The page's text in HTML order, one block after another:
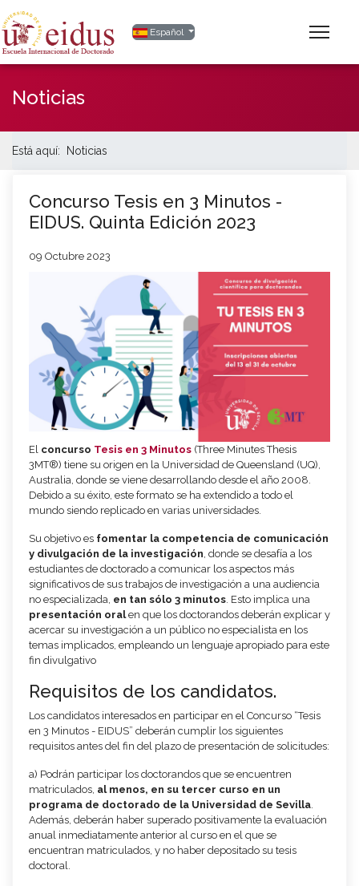
Seleccione su idioma
Español
Noticias
Está aquí: Noticias
Concurso Tesis en 3 Minutos -
EIDUS. Quinta Edición 2023
09 Octubre 2023
El concurso Tesis en 3 Minutos (Three Minutes Thesis
3MT®) tiene su origen en la Universidad de Queensland (UQ),
Australia, donde se viene desarrollando desde el año 2008.
Debido a su éxito, este formato se ha extendido a todo el
mundo siendo replicado en varias universidades.
Su objetivo es fomentar la competencia de comunicación
y divulgación de la investigación , donde se desafía a los
estudiantes de doctorado a comunicar los aspectos más
significativos de sus trabajos de investigación a una audiencia
no especializada, en tan sólo 3 minutos . Esto implica una
presentación oralen que los doctorandos deberán explicar y
acercar su investigación a un público no especialista en los
temas implicados, empleando un lenguaje apropiado para este
fin divulgativo
Requisitos de los candidatos.
Los candidatos interesados en participar en el Concurso “Tesis
en 3 Minutos - EIDUS” deberán cumplir los siguientes
requisitos antes del fin del plazo de presentación de solicitudes:
a) Podrán participar los doctorandos que se encuentren
matriculados, al menos, en su tercer curso en un
programa de doctorado de la Universidad de Sevilla
Además, deberán haber superado positivamente la evaluación
anual inmediatamente anterior al curso en el que se
encuentran matriculados, y no haber depositado su tesis
doctoral.